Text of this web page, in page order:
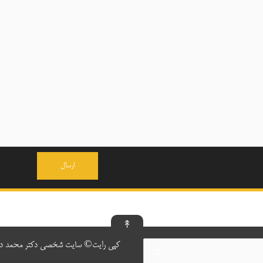
↟
کپی رایت© سایت شخصی دکتر محمد